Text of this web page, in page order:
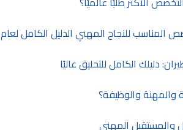
المناسب للنجاح المهني الدليل الكامل لعام 2025
دليلك الكامل للتحليق عاليًا
والمهنة والوظيفة؟
والمستقبل المهني